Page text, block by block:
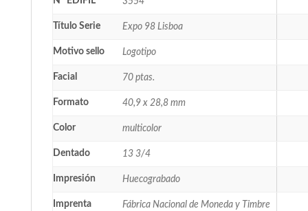
Título Serie Expo 98 Lisboa
Motivo sello Logotipo
Facial 70 ptas.
Formato 40,9 x 28,8 mm
Color multicolor
Dentado 13 3/4
Impresión Huecograbado
Imprenta Fábrica Nacional de Moneda y Timbre